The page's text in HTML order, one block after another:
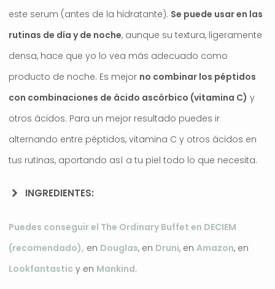
este serum (antes de la hidratante). Se puede usar en las
rutinas de día y de noche, aunque su textura, ligeramente
densa, hace que yo lo vea más adecuado como
producto de noche. Es mejor no combinar los péptidos
con combinaciones de ácido ascórbico (vitamina C) y
otros ácidos. Para un mejor resultado puedes ir
alternando entre péptidos, vitamina C y otros ácidos en
tus rutinas, aportando así a tu piel todo lo que necesita.
INGREDIENTES:
Puedes conseguir el The Ordinary Buffet en DECIEM
(recomendado), en Douglas, en Druni, en Amazon, en
Lookfantastic y en Mankind.